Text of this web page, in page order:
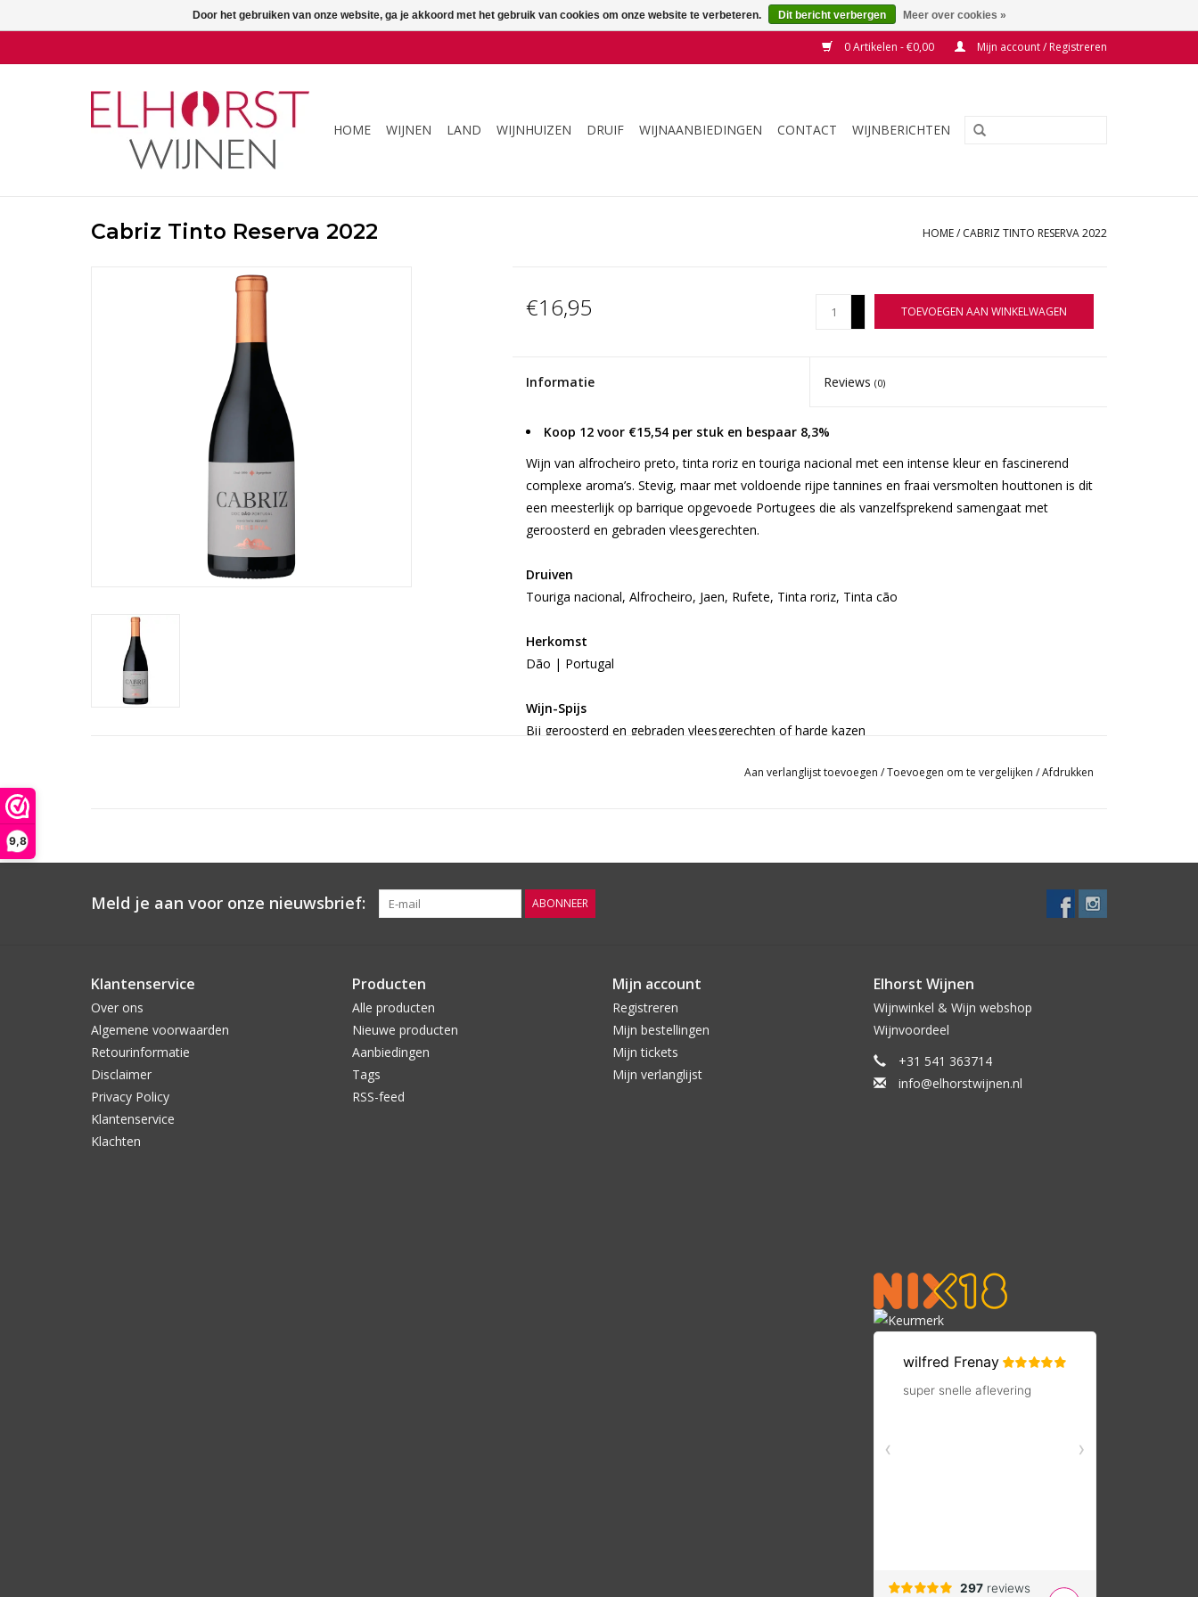
9,8
0 Artikelen - €0,00 Mijn account / Registreren
HOME WIJNEN LAND WIJNHUIZEN DRUIF WIJNAANBIEDINGEN CONTACT WIJNBERICHTEN
Cabriz Tinto Reserva 2022 HOME/ CABRIZ TINTO RESERVA 2022
€16,95 TOEVOEGEN AAN WINKELWAGEN
Informatie Reviews(0)
Koop 12 voor €15,54 per stuk en bespaar 8,3%
Wijn van alfrocheiro preto, tinta roriz en touriga nacional met een intense kleur en fascinerend
complexe aroma’s. Stevig, maar met voldoende rijpe tannines en fraai versmolten houttonen is dit
een meesterlijk op barrique opgevoede Portugees die als vanzelfsprekend samengaat met
geroosterd en gebraden vleesgerechten.
Druiven
Touriga nacional, Alfrocheiro, Jaen, Rufete, Tinta roriz, Tinta cão
Herkomst
Dão | Portugal
Wijn-Spijs
Bij geroosterd en gebraden vleesgerechten of harde kazen
Aan verlanglijst toevoegen /Toevoegen om te vergelijken /Afdrukken
Meld je aan voor onze nieuwsbrief: ABONNEER
Klantenservice
Over ons
Algemene voorwaarden
Retourinformatie
Disclaimer
Privacy Policy
Klantenservice
Klachten
Producten
Alle producten
Nieuwe producten
Aanbiedingen
Tags
RSS-feed
Mijn account
Registreren
Mijn bestellingen
Mijn tickets
Mijn verlanglijst
Elhorst Wijnen
Wijnwinkel & Wijn webshop
Wijnvoordeel
+31 541 363714
info@elhorstwijnen.nl
Door het gebruiken van onze website, ga je akkoord met het gebruik van cookies om onze website te verbeteren. Dit bericht verbergen Meer over cookies »